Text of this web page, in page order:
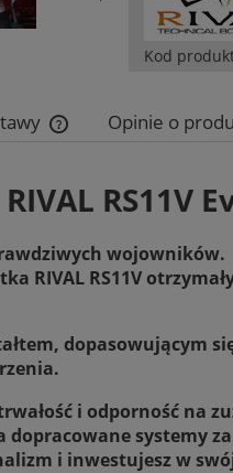
Kod
płatności
Opinie o
RIVAL RS11V
wojowników.
RIVAL RS11V
dopasowującym
i odporność na
dopracowane systemy
i inwestujesz w